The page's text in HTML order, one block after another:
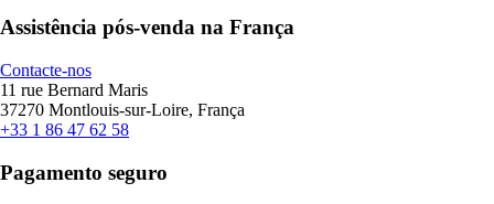
Assistência pós-venda na França
Contacte-nos
11 rue Bernard Maris
37270 Montlouis-sur-Loire, França
+33 1 86 47 62 58
Pagamento seguro